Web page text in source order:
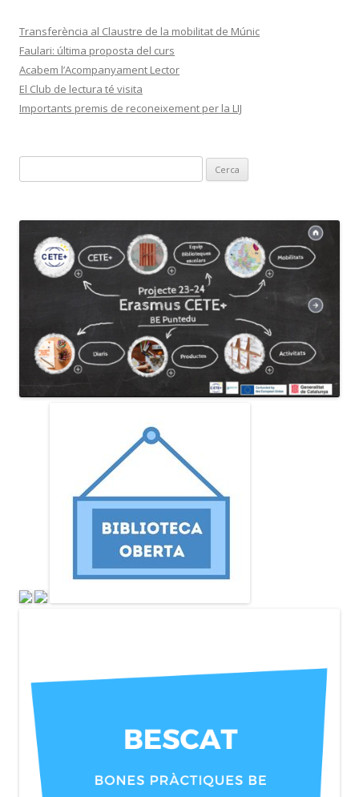
Transferència al Claustre de la mobilitat de Múnic
Faulari: última proposta del curs
Acabem l’Acompanyament Lector
El Club de lectura té visita
Importants premis de reconeixement per la LIJ
e
c